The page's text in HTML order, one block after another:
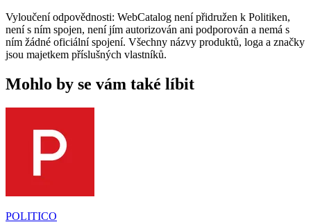
Vyloučení odpovědnosti: WebCatalog není přidružen k Politiken,
není s ním spojen, není jím autorizován ani podporován a nemá s
ním žádné oficiální spojení. Všechny názvy produktů, loga a značky
jsou majetkem příslušných vlastníků.
Mohlo by se vám také líbit
POLITICO